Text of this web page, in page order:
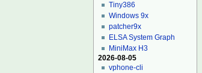
Tiny386
Windows 9x
patcher9x
ELSA System Graph
MiniMax H3
2026-08-05
vphone-cli